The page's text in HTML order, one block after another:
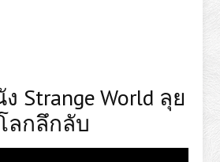
Strange World ลุย
ลกลึกลับ